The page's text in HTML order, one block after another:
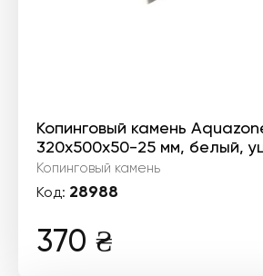
Копинговый камень
320x500x50-25 мм, белый,
Копинговый камень
Код: 28988
370 ₴